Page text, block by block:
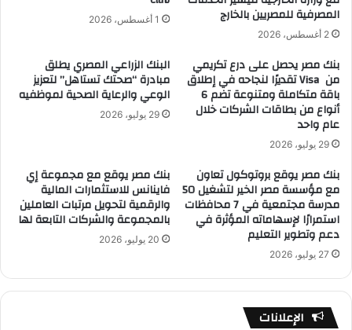
المصرفية للمصريين بالخارج
2 أغسطس، 2026
1 أغسطس، 2026
بنك مصر يحصل على درع تكريمي
من Visa تقديرًا لنجاحه في إطلاق
باقة متكاملة ومتنوعة تضم 6
أنواع من بطاقات الشركات خلال
عام واحد
29 يوليو، 2026
البنك الزراعي المصري يطلق
مبادرة “صحتك تستاهل” لتعزيز
الوعي والرعاية الصحية لموظفيه
29 يوليو، 2026
بنك مصر يوقع بروتوكول تعاون
مع مؤسسة مصر الخير لتشغيل 50
مدرسة مجتمعية في 7 محافظات
استمرارًا لإسهاماته المؤثرة في
دعم وتطوير التعليم
27 يوليو، 2026
بنك مصر يوقع مع مجموعة إي
فاينانس للاستثمارات المالية
والرقمية لتحويل مرتبات العاملين
بالمجموعة والشركات التابعة لها
20 يوليو، 2026
الإعلانات